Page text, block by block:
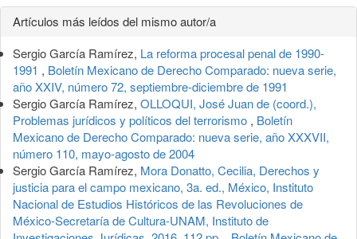
Detalles
del
artículo
Artículos más leídos del mismo autor/a
Sergio García Ramírez, La reforma procesal penal de 1990-
1991 , Boletín Mexicano de Derecho Comparado: nueva serie,
año XXIV, número 72, septiembre-diciembre de 1991
Sergio García Ramírez, OLLOQUI, José Juan de (coord.),
Problemas jurídicos y políticos del terrorismo , Boletín
Mexicano de Derecho Comparado: nueva serie, año XXXVII,
número 110, mayo-agosto de 2004
Sergio García Ramírez, Mora Donatto, Cecilia, Derechos y
justicia para el campo mexicano, 3a. ed., México, Instituto
Nacional de Estudios Históricos de las Revoluciones de
México-Secretaría de Cultura-UNAM, Instituto de